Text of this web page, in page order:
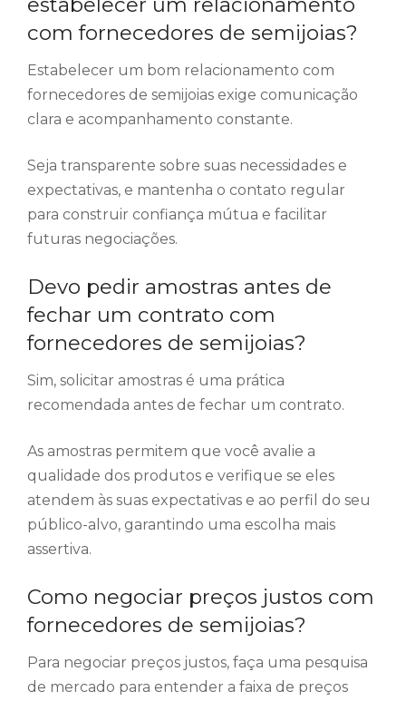
com fornecedores de semijoias?
Estabelecer um bom relacionamento com
fornecedores de semijoias exige comunicação
clara e acompanhamento constante.
Seja transparente sobre suas necessidades e
expectativas, e mantenha o contato regular
para construir confiança mútua e facilitar
futuras negociações.
Devo pedir amostras antes de
fechar um contrato com
fornecedores de semijoias?
Sim, solicitar amostras é uma prática
recomendada antes de fechar um contrato.
As amostras permitem que você avalie a
qualidade dos produtos e verifique se eles
atendem às suas expectativas e ao perfil do seu
público-alvo, garantindo uma escolha mais
assertiva.
Como negociar preços justos com
fornecedores de semijoias?
Para negociar preços justos, faça uma pesquisa
de mercado para entender a faixa de preços